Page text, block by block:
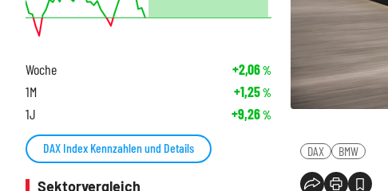
DAX BMW
Woche +2,06%
1M +1,25%
1J +9,26%
DAX Index Kennzahlen und Details
Sektorvergleich